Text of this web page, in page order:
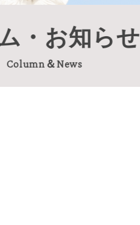
・お知らせ
Column＆News